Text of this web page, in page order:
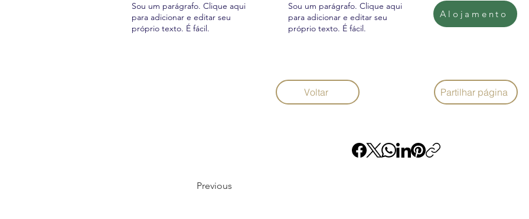
Sou um parágrafo. Clique aqui
para adicionar e editar seu
próprio texto. É fácil.
Sou um parágrafo. Clique aqui
para adicionar e editar seu
próprio texto. É fácil.
Alojamento
Voltar Partilhar página
Previous